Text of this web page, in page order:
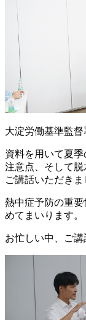
大淀労働基準監督
資料を用いて夏
注意点、そして脱
ご講話いただきま
熱中症予防の重
めてまいります。
お忙しい中、ご